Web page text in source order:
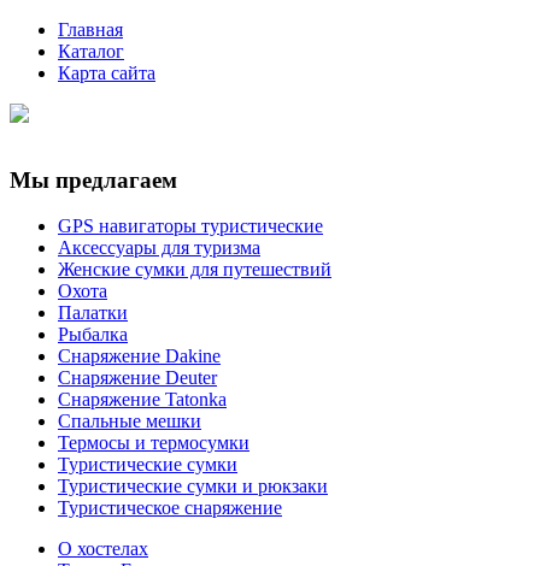
Главная
Каталог
Карта сайта
Мы предлагаем
GPS навигаторы туристические
Аксессуары для туризма
Женские сумки для путешествий
Охота
Палатки
Рыбалка
Снаряжение Dakine
Снаряжение Deuter
Снаряжение Tatonka
Спальные мешки
Термосы и термосумки
Туристические сумки
Туристические сумки и рюкзаки
Туристическое снаряжение
О хостелах